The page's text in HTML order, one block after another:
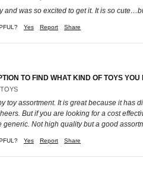
and was so excited to get it. It is so
Yes Report Share
TO FIND WHAT KIND OF TOYS
toy assortment. It is great because it has
But if you are looking for a cost
Not high quality but a good
Yes Report Share